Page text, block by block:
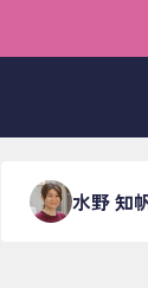
不便
水野 知